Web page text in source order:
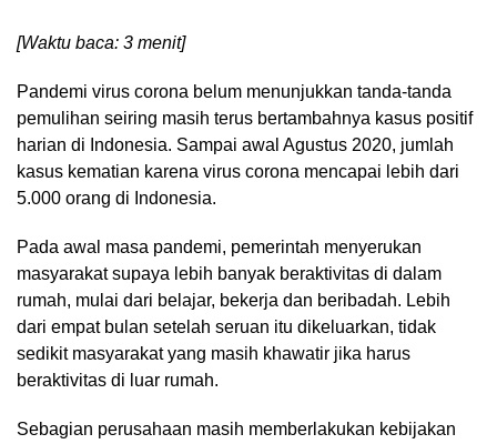
[Waktu baca: 3 menit]
Pandemi virus corona belum menunjukkan tanda-tanda
pemulihan seiring masih terus bertambahnya kasus positif
harian di Indonesia. Sampai awal Agustus 2020, jumlah
kasus kematian karena virus corona mencapai lebih dari
5.000 orang di Indonesia.
Pada awal masa pandemi, pemerintah menyerukan
masyarakat supaya lebih banyak beraktivitas di dalam
rumah, mulai dari belajar, bekerja dan beribadah. Lebih
dari empat bulan setelah seruan itu dikeluarkan, tidak
sedikit masyarakat yang masih khawatir jika harus
beraktivitas di luar rumah.
Sebagian perusahaan masih memberlakukan kebijakan